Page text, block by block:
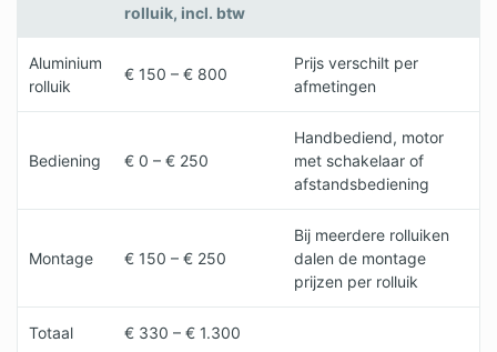
rolluik, incl. btw
Aluminium
rolluik
€ 150 – € 800
Prijs verschilt per
afmetingen
Bediening € 0 – € 250
Handbediend, motor
met schakelaar of
afstandsbediening
Montage € 150 – € 250
Bij meerdere rolluiken
dalen de montage
prijzen per rolluik
Totaal € 330 – € 1.300